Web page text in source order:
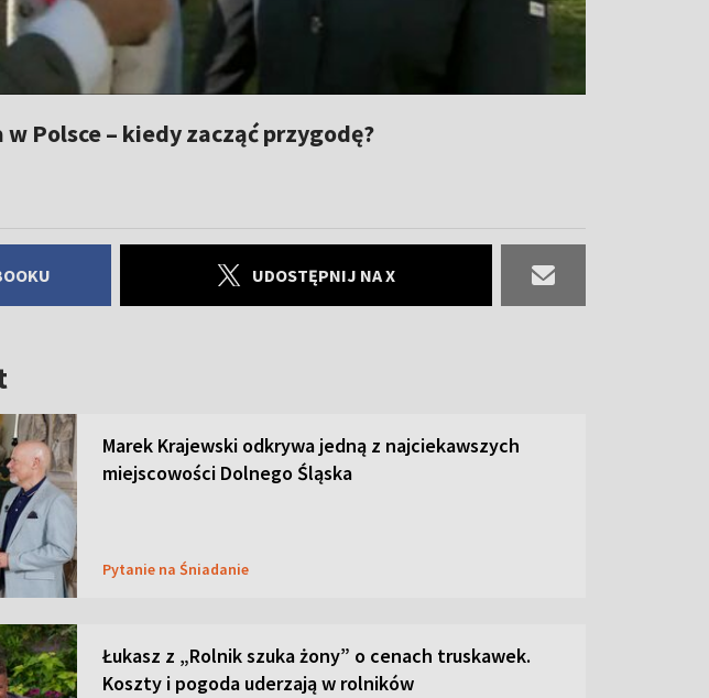
Polsce – kiedy zacząć przygodę?
UDOSTĘPNIJ NA X
Marek Krajewski odkrywa jedną z najciekawszych
miejscowości Dolnego Śląska
Pytanie na Śniadanie
Łukasz z „Rolnik szuka żony” o cenach truskawek.
Koszty i pogoda uderzają w rolników